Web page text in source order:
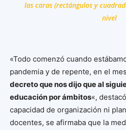
las caras (rectángulos y
nivel
«Todo comenzó cuando
pandemia y de repente, en el
decreto que nos dijo que al
educación por ámbitos«,
capacidad de organización ni
docentes, se afirmaba que la